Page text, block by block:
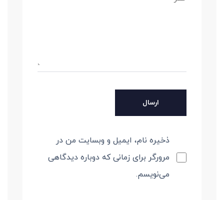
ذخیره نام، ایمیل و وبسایت من در
مرورگر برای زمانی که دوباره دیدگاهی
می‌نویسم.